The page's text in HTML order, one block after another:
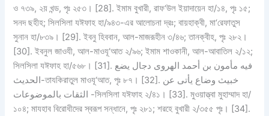
ও ৭৩৯, ২য় খন্ড, পৃঃ ২৫৩। [28]. ইমাম বুখারী, রাফ‘উল ইয়াদায়েন হা/১৪, পৃঃ ১৫;
সনদ ছহীহ; সিলসিলা যঈফাহ হা/৯৪৩-এর আলোচনা দ্রঃ; বায়হাক্বী, মা‘রেফাতুস
সুনান হা/৮৩৯। [29]. ইবনু হিববান, আল-মাজরূহীন ৩/৪৬; তানক্বীহ, পৃঃ ২৮২।
[30]. ইবনুল জাওযী, আল-মাওযূ‘আত ২/৯৬; ইমাম শাওকানী, আল-আবাতিল ২/১২;
সিলসিলা যঈফাহ হা/৫৬৮। [31]. فيه مأمون بن أحمد الهروى دجال يضع
الحديث-তাযকিরাতুল মাওযূ‘আত, পৃঃ ৮৭। [32]. خبيث وضاع يأتى عن
الثقات بالموضوعات -সিলসিলা যঈফাহ ২/৪১। [33]. মুওয়াত্ত্বা মুহাম্মাদ হা/
১০৪; মাযহাব বিরোধীদের স্বরূপ সন্ধানে, পৃঃ ২৮১; শরহে বুখারী ২/৩৫৫ পৃঃ। [34].